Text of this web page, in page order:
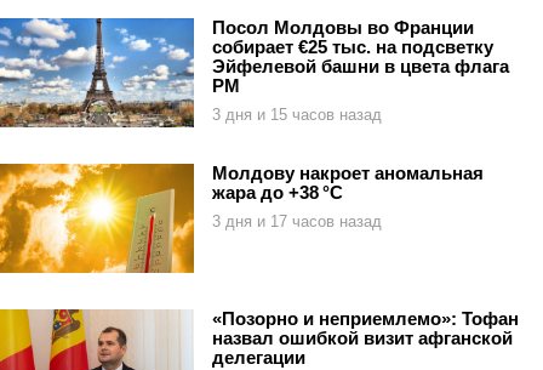
Посол Молдовы во Франции
собирает €25 тыс. на подсветку
Эйфелевой башни в цвета флага
РМ
3 дня и 15 часов назад
Молдову накроет аномальная
жара до +38 °C
3 дня и 17 часов назад
«Позорно и неприемлемо»: Тофан
назвал ошибкой визит афганской
делегации